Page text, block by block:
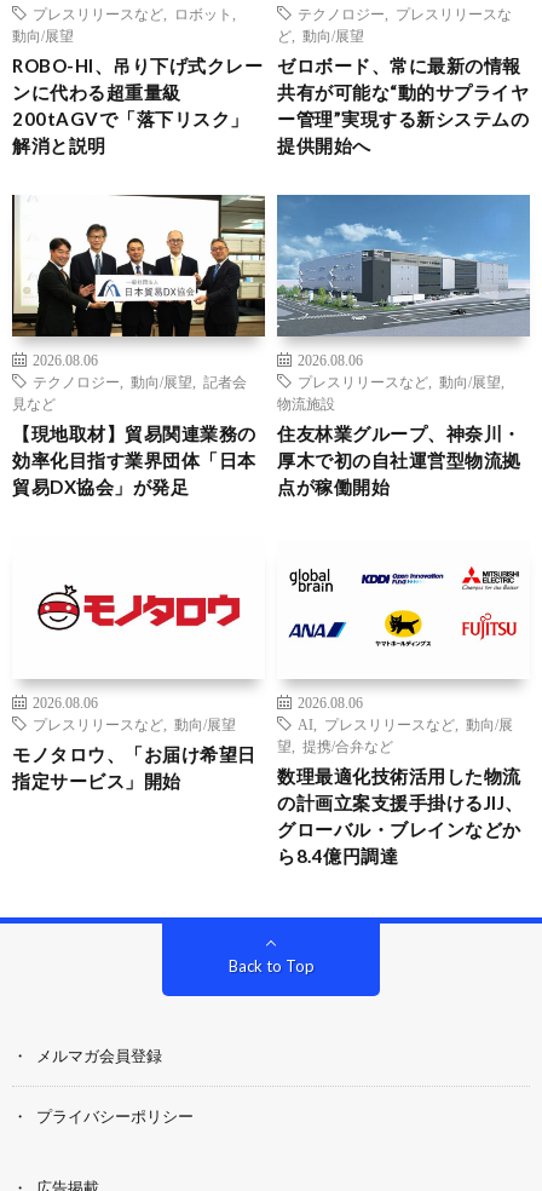
プレスリリースなど
ロボット
動向/展望
ROBO-HI、吊り下げ式クレー
ンに代わる超重量級
200tAGVで「落下リスク」
解消と説明
テクノロジー
プレスリリースな
ど
動向/展望
ゼロボード、常に最新の情報
共有が可能な“動的サプライヤ
ー管理”実現する新システムの
提供開始へ
2026.08.06
テクノロジー
動向/展望
記者会
見など
【現地取材】貿易関連業務の
効率化目指す業界団体「日本
貿易DX協会」が発足
2026.08.06
プレスリリースなど
動向/展望
物流施設
住友林業グループ、神奈川・
厚木で初の自社運営型物流拠
点が稼働開始
2026.08.06
プレスリリースなど
動向/展望
モノタロウ、「お届け希望日
指定サービス」開始
2026.08.06
AI
プレスリリースなど
動向/展
望
提携/合弁など
数理最適化技術活用した物流
の計画立案支援手掛けるJIJ、
グローバル・ブレインなどか
ら8.4億円調達
Back to Top
メルマガ会員登録
プライバシーポリシー